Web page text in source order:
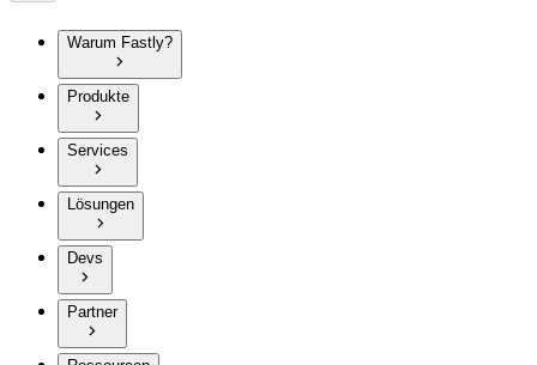
Warum Fastly?
Produkte
Services
Lösungen
Devs
Partner